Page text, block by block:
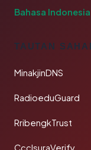
Bahasa Indonesia
TAUTAN
MinakjinDNS
RadioeduGuard
RribengkTrust
CcclsuraVerify